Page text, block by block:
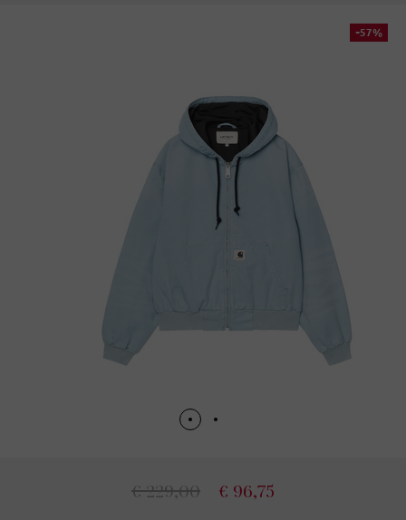
-57%
€ 229,00 € 96,75